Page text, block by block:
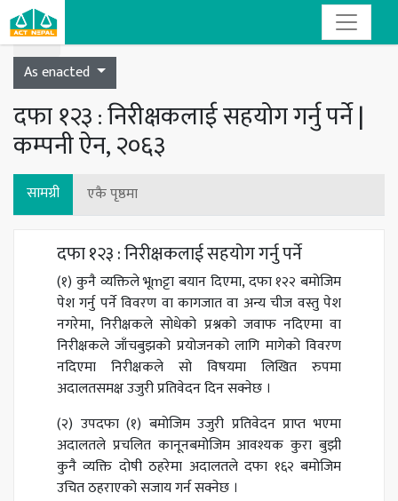
Toggle navigation
As enacted
दफा १२३ : निरीक्षकलाई सहयोग गर्नु पर्ने |
कम्पनी ऐन, २०६३
सामग्री एकै पृष्ठमा
दफा १२३ : निरीक्षकलाई सहयोग गर्नु पर्ने
(१) कुनै व्यक्तिले भूmट्टा बयान दिएमा, दफा १२२ बमोजिम
पेश गर्नु पर्ने विवरण वा कागजात वा अन्य चीज वस्तु पेश
नगरेमा, निरीक्षकले सोधेको प्रश्नको जवाफ नदिएमा वा
निरीक्षकले जाँचबुझको प्रयोजनको लागि मागेको विवरण
नदिएमा निरीक्षकले सो विषयमा लिखित रुपमा
अदालतसमक्ष उजुरी प्रतिवेदन दिन सक्नेछ ।
(२) उपदफा (१) बमोजिम उजुरी प्रतिवेदन प्राप्त भएमा
अदालतले प्रचलित कानूनबमोजिम आवश्यक कुरा बुझी
कुनै व्यक्ति दोषी ठहरेमा अदालतले दफा १६२ बमोजिम
उचित ठहराएको सजाय गर्न सक्नेछ ।